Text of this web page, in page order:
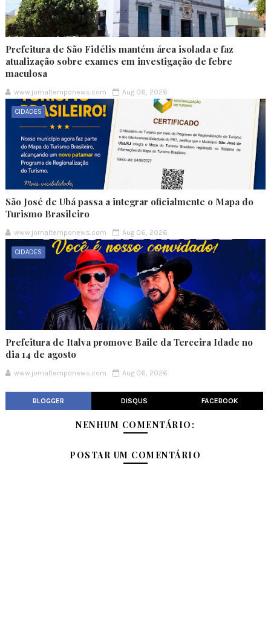
Prefeitura de São Fidélis mantém área isolada e faz
atualização sobre exames em investigação de febre
maculosa
www.jornaltemponews.com Aug 06, 2026
CIDADES
São José de Ubá passa a integrar oficialmente o Mapa do
Turismo Brasileiro
www.jornaltemponews.com Aug 06, 2026
CIDADES
Prefeitura de Italva promove Baile da Terceira Idade no
dia 14 de agosto
www.jornaltemponews.com Aug 06, 2026
BLOGGER DISQUS FACEBOOK
NENHUM COMENTÁRIO:
POSTAR UM COMENTÁRIO